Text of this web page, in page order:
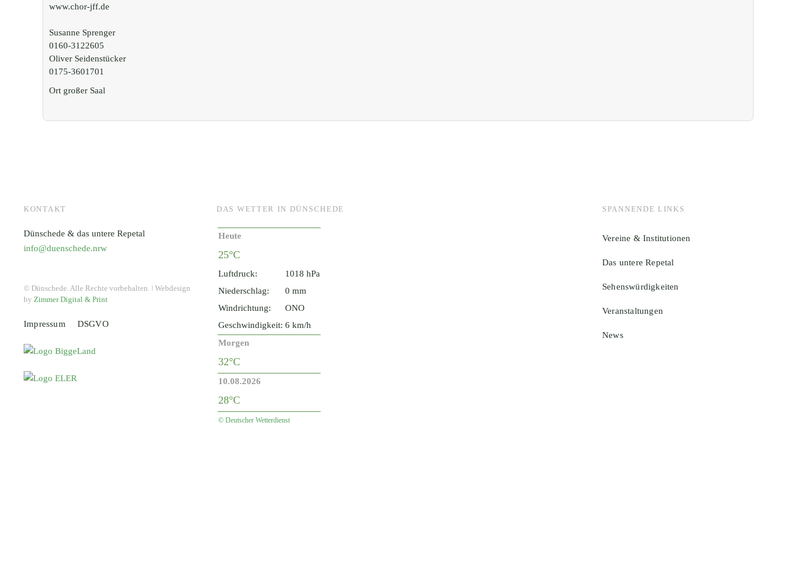
www.chor-jff.de
Susanne Sprenger
0160-3122605
Oliver Seidenstücker
0175-3601701
Ort großer Saal
KONTAKT
Dünschede & das untere Repetal
info@duenschede.nrw
© Dünschede. Alle Rechte vorbehalten. ǀ Webdesign
by Zimmer Digital & Print
Impressum DSGVO
DAS WETTER IN DÜNSCHEDE
Heute
25°C
Luftdruck:
1018 hPa
Niederschlag:
0 mm
Windrichtung:
ONO
Geschwindigkeit: 6 km/h
Morgen
32°C
10.08.2026
28°C
© Deutscher Wetterdienst
SPANNENDE LINKS
Vereine & Institutionen
Das untere Repetal
Sehenswürdigkeiten
Veranstaltungen
News